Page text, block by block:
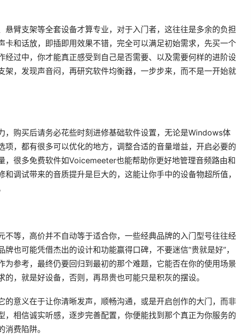
臂支架等全套设备才算专业，对于入门者，这往往是多余的负担
卡和话放，即插即用效果不错，完全可以满足初始需求，先买一个
经过中，你才能真正感受到自己是否需要、以及需要何样的进阶设
，发现声音闷，再研究软件均衡器，一步步来，而不是一开始就
，购买后请务必花些时刻进修基础软件设置，无论是Windows体
，都有很多可以优化的地方，调整合适的音量增益，开启必要的
，很多免费软件如Voicemeeter也能帮助你更好地管理音频路由和
调试带来的音质提升是巨大的，这能让你手中的设备物超所值，
等，高价并不自动等于适合你，一些经典品牌的入门型号往往经
也可能凭借杰出的设计和功能赢得口碑，不要迷信“贵就是好”，
参考，最终仍要回归到最初的那个难题，它能否在你的使用场景
，就是好设备，否则，再昂贵也可能只是积灰的摆设。
的意义在于让你清晰发声，顺畅沟通，或是开启创作的大门，而非
相信诚实听感，逐步完善配置，你便能找到那个真正为你服务的
费陷阱。